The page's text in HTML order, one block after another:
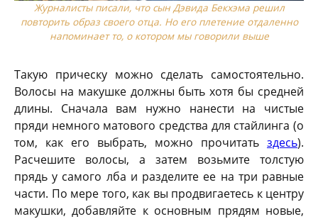
Журналисты писали, что сын Дэвида Бекхэма решил
повторить образ своего отца. Но его плетение отдаленно
напоминает то, о котором мы говорили выше
Такую прическу можно сделать самостоятельно.
Волосы на макушке должны быть хотя бы средней
длины. Сначала вам нужно нанести на чистые
пряди немного матового средства для стайлинга (о
том, как его выбрать, можно прочитать здесь).
Расчешите волосы, а затем возьмите толстую
прядь у самого лба и разделите ее на три равные
части. По мере того, как вы продвигаетесь к центру
макушки, добавляйте к основным прядям новые,